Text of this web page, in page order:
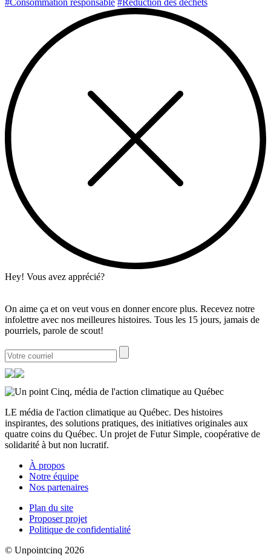
#Consommation responsable #Réduction des déchets
Hey! Vous avez apprécié?
On aime ça et on veut vous en donner encore plus. Recevez notre
infolettre avec nos meilleures histoires. Tous les 15 jours, jamais de
pourriels, parole de scout!
LE média de l'action climatique au Québec. Des histoires
inspirantes, des solutions pratiques, des initiatives originales aux
quatre coins du Québec. Un projet de Futur Simple, coopérative de
solidarité à but non lucratif.
À propos
Notre équipe
Nos partenaires
Plan du site
Proposer projet
Politique de confidentialité
© Unpointcinq 2026